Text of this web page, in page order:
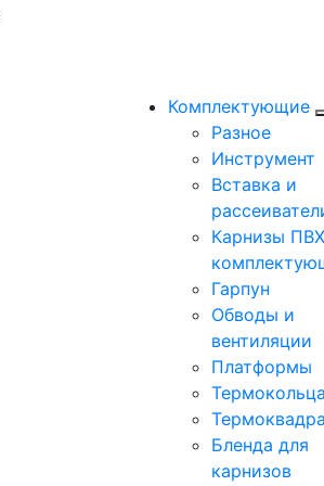
Комплектующие
Разное
Инструмент
Вставка и
Карнизы
Гарпун
Обводы и
вентиляции
Платформы
Термокольца
Бленда для
карнизов